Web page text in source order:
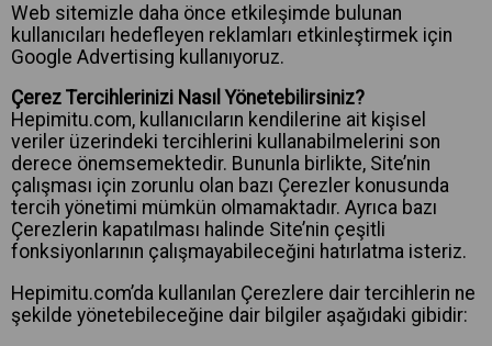
Web sitemizle daha önce etkileşimde bulunan
kullanıcıları hedefleyen reklamları etkinleştirmek için
Google Advertising kullanıyoruz.
Çerez Tercihlerinizi Nasıl Yönetebilirsiniz?
Hepimitu.com, kullanıcıların kendilerine ait kişisel
veriler üzerindeki tercihlerini kullanabilmelerini son
derece önemsemektedir. Bununla birlikte, Site’nin
çalışması için zorunlu olan bazı Çerezler konusunda
tercih yönetimi mümkün olmamaktadır. Ayrıca bazı
Çerezlerin kapatılması halinde Site’nin çeşitli
fonksiyonlarının çalışmayabileceğini hatırlatma isteriz.
Hepimitu.com’da kullanılan Çerezlere dair tercihlerin ne
şekilde yönetebileceğine dair bilgiler aşağıdaki gibidir: